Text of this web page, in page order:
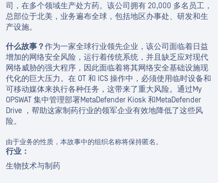
司，在多个领域生产处方药。该公司拥有 20,000 多名员工，
总部位于北美，业务遍布全球，包括地区办事处、研发和生
产设施。
什么故事？作为一家全球行业领先企业，该公司面临着日益
增加的网络安全风险，运行着传统系统，并且缺乏应对现代
网络威胁的强大程序，因此面临着将其网络安全基础设施现
代化的巨大压力。在 OT 和 ICS 操作中，必须使用临时设备和
可移动媒体来执行各种任务，这带来了重大风险。通过My
OPSWAT 集中管理部署MetaDefender Kiosk 和MetaDefender
Drive ，帮助这家制药行业的领军企业有效地降低了这些风
险。
由于业务的性质，本故事中的组织名称将保持匿名。
行业：
生物技术与制药